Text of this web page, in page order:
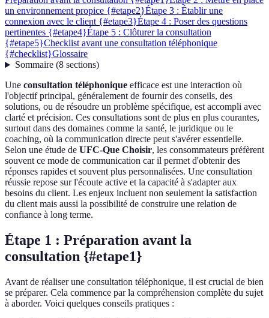
un environnement propice {#etape2}Étape 3 : Établir une
connexion avec le client {#etape3}Étape 4 : Poser des questions
pertinentes {#etape4}Étape 5 : Clôturer la consultation
{#etape5}Checklist avant une consultation téléphonique
{#checklist}Glossaire
Sommaire(8 sections)
Une consultation téléphonique efficace est une interaction où
l'objectif principal, généralement de fournir des conseils, des
solutions, ou de résoudre un problème spécifique, est accompli avec
clarté et précision. Ces consultations sont de plus en plus courantes,
surtout dans des domaines comme la santé, le juridique ou le
coaching, où la communication directe peut s'avérer essentielle.
Selon une étude de UFC-Que Choisir, les consommateurs préfèrent
souvent ce mode de communication car il permet d'obtenir des
réponses rapides et souvent plus personnalisées. Une consultation
réussie repose sur l'écoute active et la capacité à s'adapter aux
besoins du client. Les enjeux incluent non seulement la satisfaction
du client mais aussi la possibilité de construire une relation de
confiance à long terme.
Étape 1 : Préparation avant la
consultation {#etape1}
Avant de réaliser une consultation téléphonique, il est crucial de bien
se préparer. Cela commence par la compréhension complète du sujet
à aborder. Voici quelques conseils pratiques :